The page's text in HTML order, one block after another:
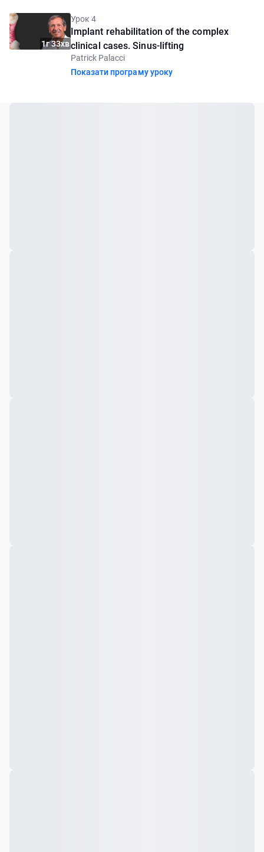
1г 33хв
Урок 4
Implant rehabilitation of the complex
clinical cases. Sinus-lifting
Patrick Palacci
Показати програму уроку